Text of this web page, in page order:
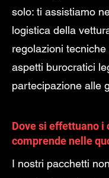
solo: ti assistiamo
logistica della
regolazioni
aspetti burocratici
partecipazione alle
Dove si effettuano i
comprende nelle
I nostri pacchetti